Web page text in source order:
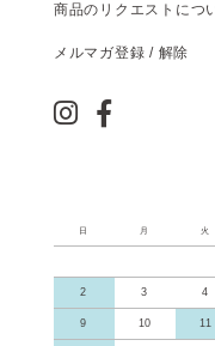
商品のリクエストにつ
メルマガ登録 / 解除
日 月 火
2 3 4
9 10 11